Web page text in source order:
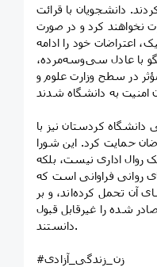
دانشجویان با قرائت
نخواهند کرد و در صورت
اعتراضات خود را ادامه
با عادل سی‌وسه‌مرده،
در سطح وزارت علوم و
کردستان نیز با
حمایت کرد. این شورا
روال اداری نیست، بلکه
روانی فراوانی است که
آن تحمل کرده‌اند، و بر
شده را غیرقابل قبول
دانستند.
#زن_زندگی_آزادی